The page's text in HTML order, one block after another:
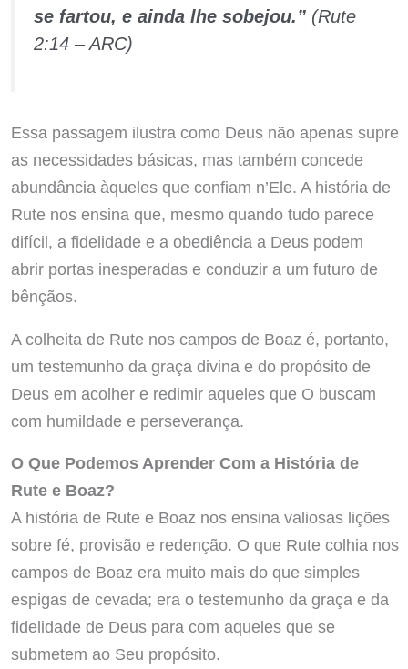
se fartou, e ainda lhe sobejou.” (Rute
2:14 – ARC)
Essa passagem ilustra como Deus não apenas supre
as necessidades básicas, mas também concede
abundância àqueles que confiam n’Ele. A história de
Rute nos ensina que, mesmo quando tudo parece
difícil, a fidelidade e a obediência a Deus podem
abrir portas inesperadas e conduzir a um futuro de
bênçãos.
A colheita de Rute nos campos de Boaz é, portanto,
um testemunho da graça divina e do propósito de
Deus em acolher e redimir aqueles que O buscam
com humildade e perseverança.
O Que Podemos Aprender Com a História de
Rute e Boaz?
A história de Rute e Boaz nos ensina valiosas lições
sobre fé, provisão e redenção. O que Rute colhia nos
campos de Boaz era muito mais do que simples
espigas de cevada; era o testemunho da graça e da
fidelidade de Deus para com aqueles que se
submetem ao Seu propósito.